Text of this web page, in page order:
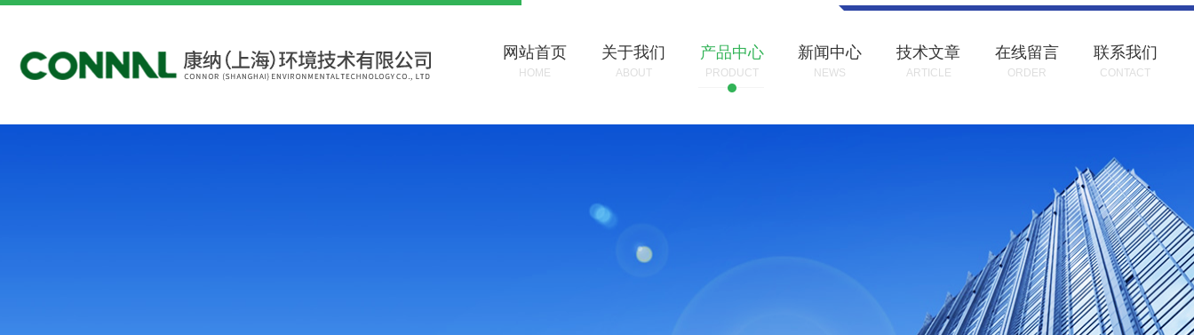
网站首页
HOME
关于我们
ABOUT
产品中心
PRODUCT
新闻中心
NEWS
技术文章
ARTICLE
在线留言
ORDER
联系我们
CONTACT